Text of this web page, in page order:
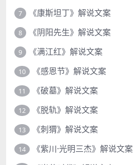
7 《康斯坦丁》解说文案
8 《阴阳先生》解说文案
9 《满江红》解说文案
10 《感恩节》解说文案
11 《破墓》解说文案
12 《脱轨》解说文案
13 《刺猬》解说文案
14 《紫川·光明三杰》解说文案